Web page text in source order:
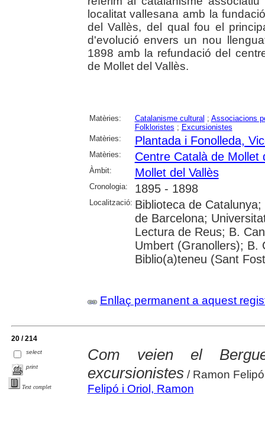
localitat vallesana amb la
del Vallès, del qual fou el
d'evolució envers un nou
1898 amb la refundació del
de Mollet del Vallès.
Matèries: Catalanisme cultural ; Associacions
Folkloristes ; Excursionistes
Matèries:
Plantada i Fonolleda,
Matèries: Centre Català de Mollet
Àmbit: Mollet del Vallès
Cronologia: 1895 - 1898
Localització: Biblioteca de
de Barcelona;
Lectura de Reus; B.
Umbert (Granollers); B.
Biblio(a)teneu (Sant
Enllaç permanent a aquest
20 / 214
select
print
Text complet
Com veien el
excursionistes/ Ramon
Felipó i Oriol, Ramon